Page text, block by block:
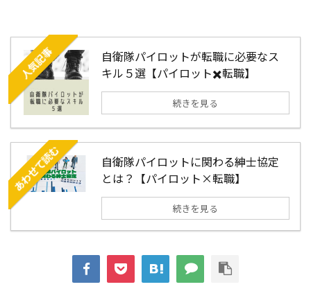
人気記事
自衛隊パイロットが転職に必要なス
キル５選【パイロット✖️転職】
続きを見る
あわせて読む
自衛隊パイロットに関わる紳士協定
とは？【パイロット×転職】
続きを見る